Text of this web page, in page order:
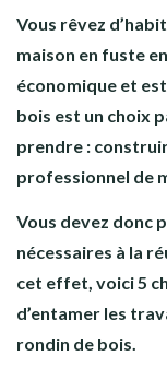
Vous rêvez
maison en fuste
économique et
bois est un choix
prendre :
professionnel de
Vous devez donc
nécessaires à la
cet effet, voici 5
d’entamer les
rondin de bois.